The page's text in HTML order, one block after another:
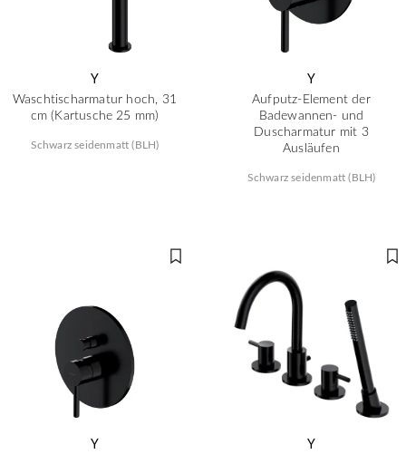
Y
Waschtischarmatur hoch, 31
cm (Kartusche 25 mm)
Schwarz seidenmatt (BLH)
Y
Aufputz-Element der
Badewannen- und
Duscharmatur mit 3
Ausläufen
Schwarz seidenmatt (BLH)
Y
Y